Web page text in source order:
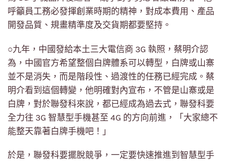
呼籲員工務必發揮創業時期的精神，對成本費用、產品
開發品質、規畫精準度及交貨期都要堅持。
○九年，中國發給本土三大電信商 3G 執照，蔡明介認
為，中國官方希望整個白牌體系可以轉型，白牌或山寨
並不是消失，而是階段性、過渡性的任務已經完成。蔡
明介看到這個轉變，他明確對內宣布，不管是山寨或是
白牌，對於聯發科來說，都已經成為過去式，聯發科要
全力往 3G 智慧型手機甚至 4G 的方向前進，「大家總不
能整天靠著白牌手機吧！」
於是，聯發科要擺脫競爭，一定要快速推進到智慧型手